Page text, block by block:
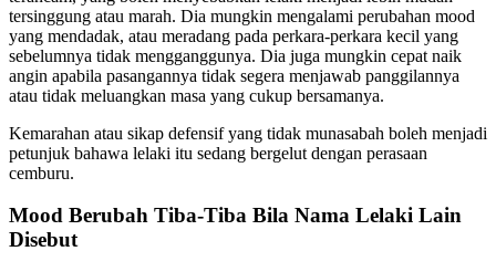
tersinggung atau marah. Dia mungkin mengalami perubahan mood
yang mendadak, atau meradang pada perkara-perkara kecil yang
sebelumnya tidak mengganggunya. Dia juga mungkin cepat naik
angin apabila pasangannya tidak segera menjawab panggilannya
atau tidak meluangkan masa yang cukup bersamanya.
Kemarahan atau sikap defensif yang tidak munasabah boleh menjadi
petunjuk bahawa lelaki itu sedang bergelut dengan perasaan
cemburu.
Mood Berubah Tiba-Tiba Bila Nama Lelaki Lain
Disebut